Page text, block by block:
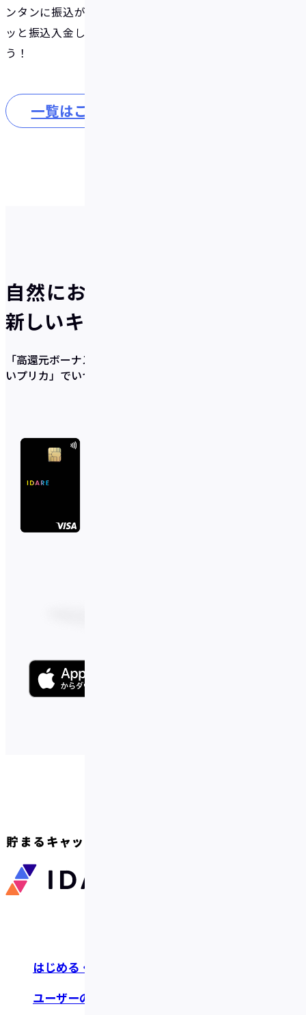
ンタンに振込ができます！ちょっとした時間にサク
ッと振込入金して、上乗せボーナスをゲットしましょ
う！
一覧はこちら
自然にお得が貯まる、
新しいキャッシュレスのかたち
「高還元ボーナス×充実の貯蓄サポート機能×使いやす
いプリカ」 でいつの間にか貯まるを実現
はじめる・つかう
ユーザーの声